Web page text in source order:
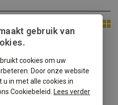
III Tuning Art schroefset
III verlagen? K...
gebruik van
cookies om uw
Door onze website
in met alle cookies in
Cookiebeleid.
Lees verder